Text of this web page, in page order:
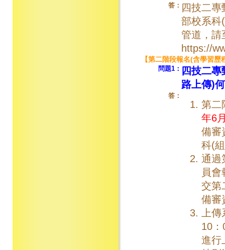
答： 四技二
部校系科
管道，請
https://
【第二階段報名(含學習
問題1： 四技二
路上傳)
答：
第二
年6
備審
科(
通過
員
交第
備審
上
10
進行